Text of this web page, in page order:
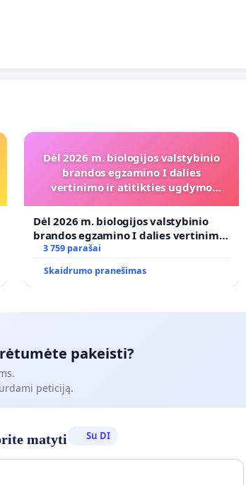
Dėl 2026 m. biologijos valstybinio
brandos egzamino I dalies
vertinimo ir atitikties ugdymo
Dėl 2026 m. biologijos valstybinio
brandos egzamino I dalies vertinimo
ir atitikties ugdymo programai
3 759 parašai
Skaidrumo pranešimas
pakeisti?
peticiją.
matyti Su DI